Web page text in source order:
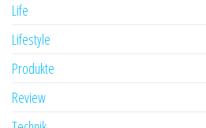
Life
Lifestyle
Produkte
Review